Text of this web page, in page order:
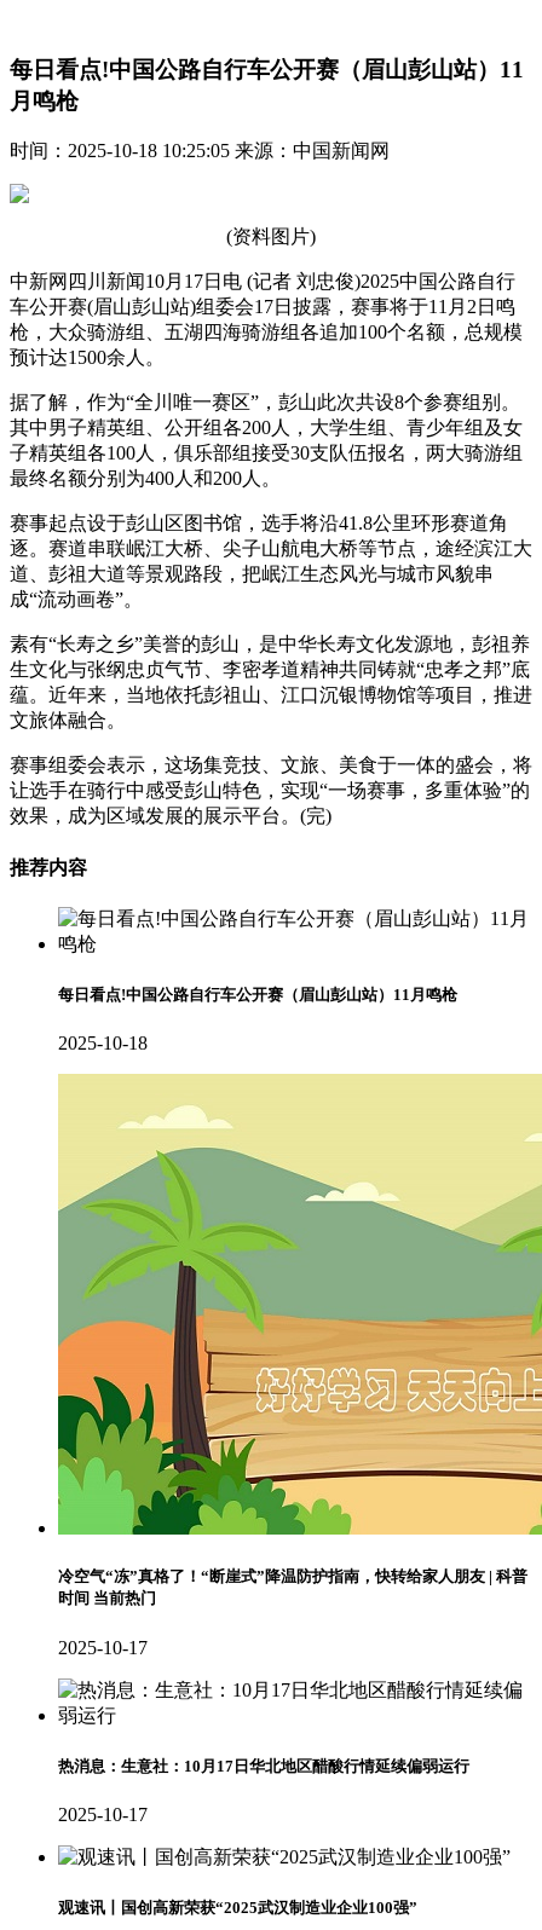
每日看点!中国公路自行车公开赛（眉山彭山站）11
月鸣枪
时间：2025-10-18 10:25:05 来源：中国新闻网
(资料图片)
中新网四川新闻10月17日电 (记者 刘忠俊)2025中国公路自行
车公开赛(眉山彭山站)组委会17日披露，赛事将于11月2日鸣
枪，大众骑游组、五湖四海骑游组各追加100个名额，总规模
预计达1500余人。
据了解，作为“全川唯一赛区”，彭山此次共设8个参赛组别。
其中男子精英组、公开组各200人，大学生组、青少年组及女
子精英组各100人，俱乐部组接受30支队伍报名，两大骑游组
最终名额分别为400人和200人。
赛事起点设于彭山区图书馆，选手将沿41.8公里环形赛道角
逐。赛道串联岷江大桥、尖子山航电大桥等节点，途经滨江大
道、彭祖大道等景观路段，把岷江生态风光与城市风貌串
成“流动画卷”。
素有“长寿之乡”美誉的彭山，是中华长寿文化发源地，彭祖养
生文化与张纲忠贞气节、李密孝道精神共同铸就“忠孝之邦”底
蕴。近年来，当地依托彭祖山、江口沉银博物馆等项目，推进
文旅体融合。
赛事组委会表示，这场集竞技、文旅、美食于一体的盛会，将
让选手在骑行中感受彭山特色，实现“一场赛事，多重体验”的
效果，成为区域发展的展示平台。(完)
推荐内容
每日看点!中国公路自行车公开赛（眉山彭山站）11月鸣枪
2025-10-18
冷空气“冻”真格了！“断崖式”降温防护指南，快转给家人朋友 | 科普
时间 当前热门
2025-10-17
热消息：生意社：10月17日华北地区醋酸行情延续偏弱运行
2025-10-17
观速讯丨国创高新荣获“2025武汉制造业企业100强”